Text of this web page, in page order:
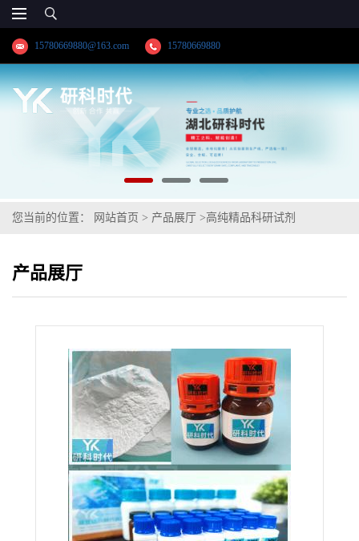
15780669880@163.com 15780669880
您当前的位置： 网站首页 > 产品展厅 >高纯精品科研试剂
供应商；纯度≥98.0%；品牌:【湖北研科时代科技】-“研”无止境;“科”
产品展厅